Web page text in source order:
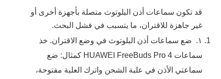
قد تكون سماعات أذن البلوتوث متصلة بأجهزة أخرى أو
غير جاهزة للاقتران، ما يتسبب في فشل البحث.
١.
ضع سماعات أذن البلوتوث في وضع الاقتران. خذ
سماعات HUAWEI FreeBuds Pro 4 كمثال: ضع
سماعتي الأذن في علبة الشحن واترك العلبة مفتوحة،